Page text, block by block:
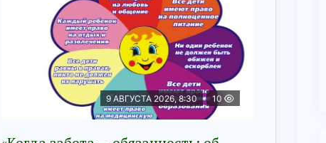
9 АВГУСТА 2026, 8:30 10